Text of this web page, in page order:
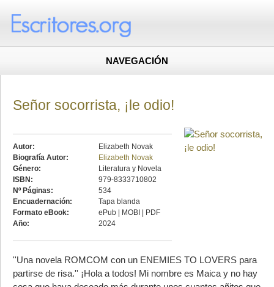
NAVEGACIÓN
Señor socorrista, ¡le odio!
Autor:
Elizabeth Novak
Biografía Autor:
Elizabeth Novak
Género:
Literatura y Novela
ISBN:
979-8333710802
Nº Páginas:
534
Encuadernación:
Tapa blanda
Formato eBook:
ePub | MOBI | PDF
Año:
2024
''Una novela ROMCOM con un ENEMIES TO LOVERS para
partirse de risa.'' ¡Hola a todos! Mi nombre es Maica y no hay